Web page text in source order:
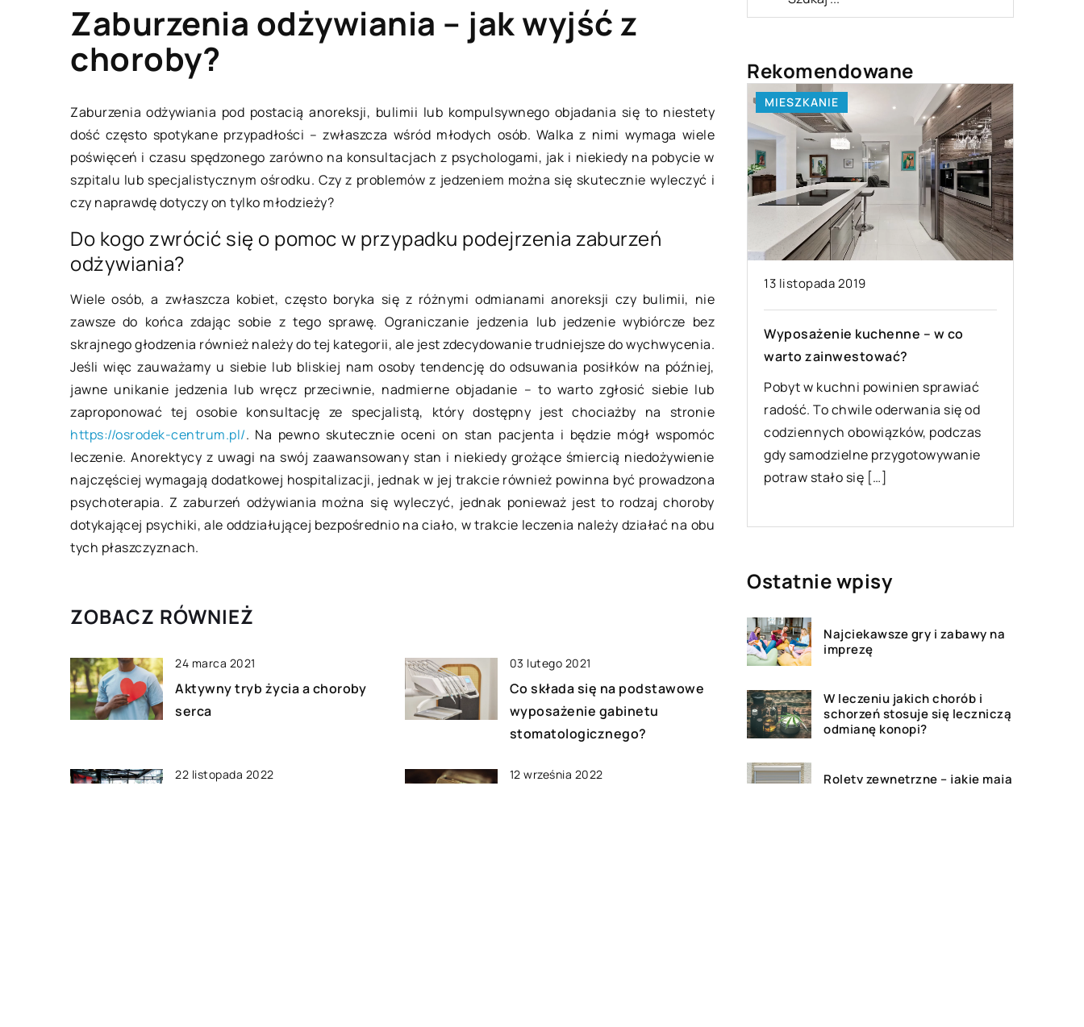
Zaburzenia odżywiania – jak wyjść z
choroby?
Zaburzenia odżywiania pod postacią anoreksji, bulimii lub kompulsywnego objadania się to niestety
dość często spotykane przypadłości – zwłaszcza wśród młodych osób. Walka z nimi wymaga wiele
poświęceń i czasu spędzonego zarówno na konsultacjach z psychologami, jak i niekiedy na pobycie w
szpitalu lub specjalistycznym ośrodku. Czy z problemów z jedzeniem można się skutecznie wyleczyć i
czy naprawdę dotyczy on tylko młodzieży?
Do kogo zwrócić się o pomoc w przypadku podejrzenia zaburzeń
odżywiania?
Wiele osób, a zwłaszcza kobiet, często boryka się z różnymi odmianami anoreksji czy bulimii, nie
zawsze do końca zdając sobie z tego sprawę. Ograniczanie jedzenia lub jedzenie wybiórcze bez
skrajnego głodzenia również należy do tej kategorii, ale jest zdecydowanie trudniejsze do wychwycenia.
Jeśli więc zauważamy u siebie lub bliskiej nam osoby tendencję do odsuwania posiłków na później,
jawne unikanie jedzenia lub wręcz przeciwnie, nadmierne objadanie – to warto zgłosić siebie lub
zaproponować tej osobie konsultację ze specjalistą, który dostępny jest chociażby na stronie
https://osrodek-centrum.pl/. Na pewno skutecznie oceni on stan pacjenta i będzie mógł wspomóc
leczenie. Anorektycy z uwagi na swój zaawansowany stan i niekiedy grożące śmiercią niedożywienie
najczęściej wymagają dodatkowej hospitalizacji, jednak w jej trakcie również powinna być prowadzona
psychoterapia. Z zaburzeń odżywiania można się wyleczyć, jednak ponieważ jest to rodzaj choroby
dotykającej psychiki, ale oddziałującej bezpośrednio na ciało, w trakcie leczenia należy działać na obu
tych płaszczyznach.
ZOBACZ RÓWNIEŻ
24 marca 2021
Aktywny tryb życia a choroby
serca
03 lutego 2021
Co składa się na podstawowe
wyposażenie gabinetu
stomatologicznego?
22 listopada 2022 12 września 2022
Rekomendowane
Rodzaje palet, które sprawdzą się
w każdym magazynie
Palety to podstawowe opakowanie,
wykorzystywane w każdym
magazynie i firmie transportowej. Są
one najczęściej wykonywane z
drewna, ze względu na […]
Czy klipsy będą użyteczne przy
wszystkich materiałach?
Mechaniczne łączenie ze sobą
różnych elementów stwarza wiele
problemów. Aby temu zapobiec
opracowano technikę polegającą na
zastosowaniu klipsów z niezwykle
[…]
MIESZKANIE
13 listopada 2019
Wyposażenie kuchenne – w co
warto zainwestować?
Pobyt w kuchni powinien sprawiać
radość. To chwile oderwania się od
codziennych obowiązków, podczas
gdy samodzielne przygotowywanie
potraw stało się […]
Ostatnie wpisy
Najciekawsze gry i zabawy na
imprezę
W leczeniu jakich chorób i
schorzeń stosuje się leczniczą
odmianę konopi?
Rolety zewnętrzne – jakie mają